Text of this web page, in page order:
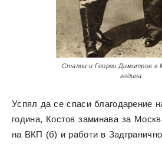
Сталин и Георги Димитров в
година.
Успял да се спаси благодарение
година, Костов заминава за
на ВКП (б) и работи в